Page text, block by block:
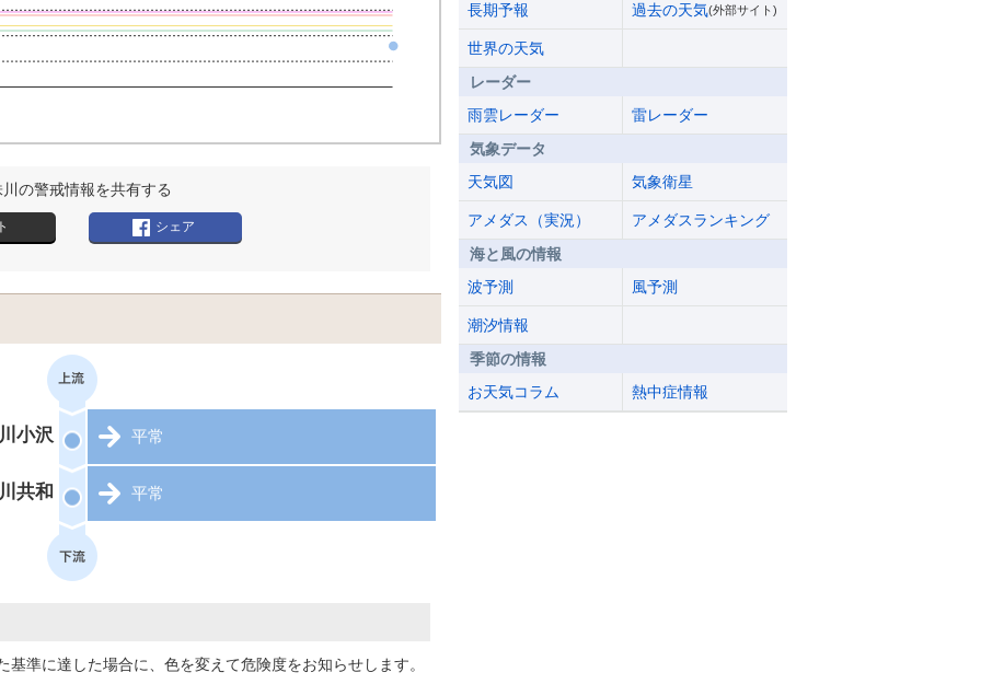
の警戒情報を共有する
シェア
小沢 平常
共和 平常
準に達した場合に、色を変えて危険度をお知らせします。
長期予報 過去の天気(外部サイト)
世界の天気
レーダー
雨雲レーダー
雷レーダー
気象データ
天気図
気象衛星
アメダス（実況）
アメダスランキング
海と風の情報
波予測
風予測
潮汐情報
季節の情報
お天気コラム
熱中症情報